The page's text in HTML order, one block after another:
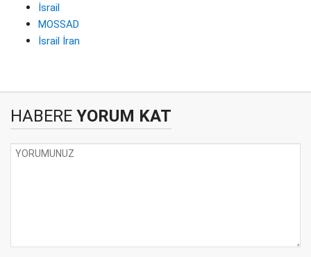
İsrail
MOSSAD
İsrail İran
HABERE YORUM KAT